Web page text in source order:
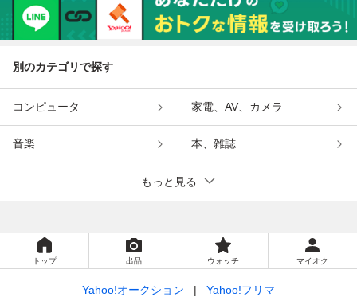
別のカテゴリで探す
コンピュータ 家電、AV、カメラ
音楽 本、雑誌
もっと見る
トップ 出品 ウォッチ マイオク
Yahoo!オークション
Yahoo!フリマ